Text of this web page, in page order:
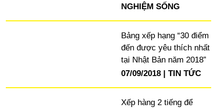
NGHIỆM SỐNG
Bảng xếp hạng “30 điểm
đến được yêu thích nhất
tại Nhật Bản năm 2018”
07/09/2018
TIN TỨC
Xếp hàng 2 tiếng để